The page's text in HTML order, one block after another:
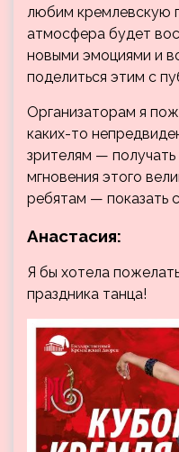
любим кремлевскую
атмосфера будет
новыми эмоциями и
поделиться этим с
Организаторам я
каких-то
зрителям —
мгновения этого
ребятам — показать
Анастасия:
Я бы хотела
праздника танца!